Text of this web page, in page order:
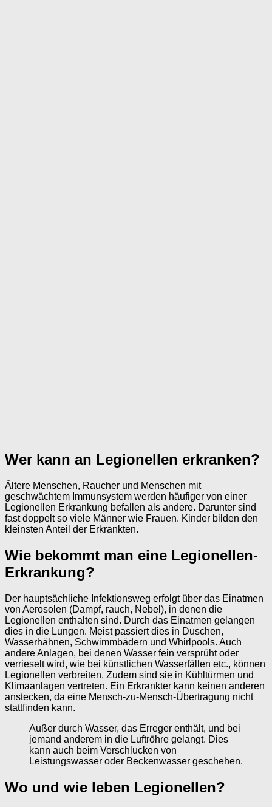
Wer kann an Legionellen erkranken?
Ältere Menschen, Raucher und Menschen mit
geschwächtem Immunsystem werden häufiger von einer
Legionellen Erkrankung befallen als andere. Darunter sind
fast doppelt so viele Männer wie Frauen. Kinder bilden den
kleinsten Anteil der Erkrankten.
Wie bekommt man eine Legionellen-
Erkrankung?
Der hauptsächliche Infektionsweg erfolgt über das Einatmen
von Aerosolen (Dampf, rauch, Nebel), in denen die
Legionellen enthalten sind. Durch das Einatmen gelangen
dies in die Lungen. Meist passiert dies in Duschen,
Wasserhähnen, Schwimmbädern und Whirlpools. Auch
andere Anlagen, bei denen Wasser fein versprüht oder
verrieselt wird, wie bei künstlichen Wasserfällen etc., können
Legionellen verbreiten. Zudem sind sie in Kühltürmen und
Klimaanlagen vertreten. Ein Erkrankter kann keinen anderen
anstecken, da eine Mensch-zu-Mensch-Übertragung nicht
stattfinden kann.
Außer durch Wasser, das Erreger enthält, und bei
jemand anderem in die Luftröhre gelangt. Dies
kann auch beim Verschlucken von
Leistungswasser oder Beckenwasser geschehen.
Wo und wie leben Legionellen?